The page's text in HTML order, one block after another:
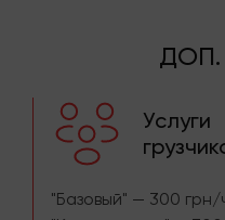
ДОП.
Услуги
"Базовый" — 300 грн/